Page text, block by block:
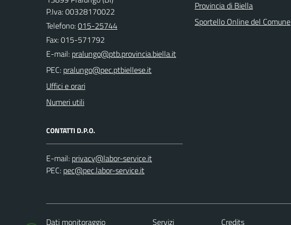
P.Iva: 00328170022
Telefono:015-25744
Fax: 015-571792
E-mail:
PEC:
Uffici e orari
Numeri utili
CONTATTI D.P.O.
E-mail:
PEC:
Provincia di Biella
Sportello Online del Comune
Dati monitoraggio Servizi Credits